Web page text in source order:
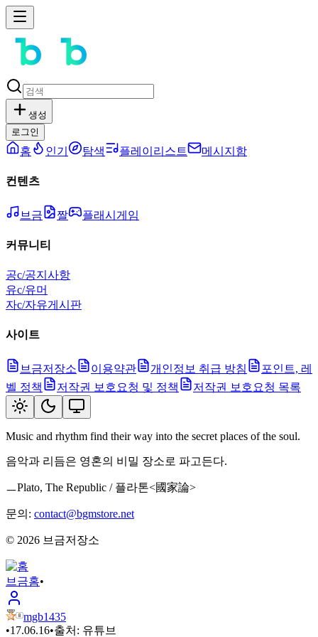
생성
로그인
홈 인기 탐색 플레이리스트 메시지함
컨텐츠
브금 짤 플래시게임
커뮤니티
공c/공지사항
유c/유머
자c/자유게시판
사이트
브금저장소 이용약관 개인정보 취급 방침
포인트, 레
벨 정책
저작권 보호요청 및 정책 저작권 보호요청 목록
Music and rhythm find their way into the secret places of the soul.
음악과 리듬은 영혼의 비밀 장소로 파고든다.
ㅡPlato, The Republic / 플라톤<國家論>
문의: contact@bgmstore.net
© 2026 브금저장소
브금홈•
mgb1435
•17.06.16•출처: 유튜브